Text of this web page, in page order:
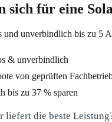
sich für eine
und unverbindlich bis zu 5
& unverbindlich
von geprüften
bis zu 37 % sparen
liefert die beste